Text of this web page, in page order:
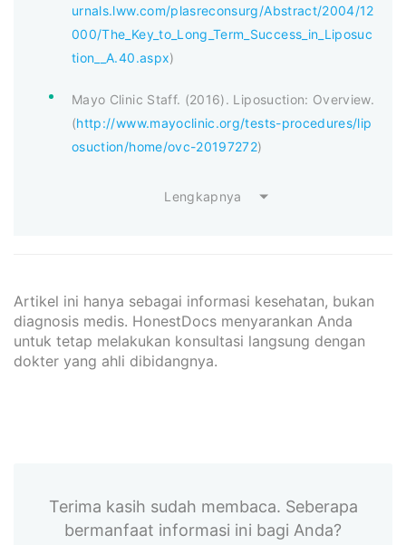
urnals.lww.com/plasreconsurg/Abstract/2004/12
000/The_Key_to_Long_Term_Success_in_Liposuc
tion__A.40.aspx)
Mayo Clinic Staff. (2016). Liposuction: Overview.
(http://www.mayoclinic.org/tests-procedures/lip
osuction/home/ovc-20197272)
Lengkapnya
Artikel ini hanya sebagai informasi kesehatan, bukan
diagnosis medis. HonestDocs menyarankan Anda
untuk tetap melakukan konsultasi langsung dengan
dokter yang ahli dibidangnya.
Terima kasih sudah membaca. Seberapa
bermanfaat informasi ini bagi Anda?